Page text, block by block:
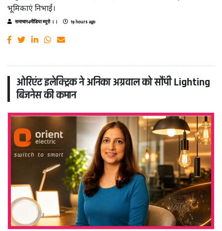
भूमिकाएं निभाईं।
समाचार4मीडिया ब्यूरो ।। 19 hours ago
ओरिएंट इलेक्ट्रिक ने अनिका अग्रवाल को सौंपी Lighting
बिजनेस की कमान